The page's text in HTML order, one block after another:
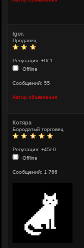
Igor.
Продавец
Репутация: +0/-1
Offline
Сообщений: 55
Автор объявления
Котяра
Бородатый торговец
Репутация: +45/-0
Offline
Сообщений: 1 766